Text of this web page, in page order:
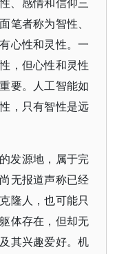
笔者称为智性、
心性和灵性。一
，但心性和灵性
要。人工智能如
，只有智性是远
发源地，属于完
无报道声称已经
隆人，也可能只
体存在，但却无
其兴趣爱好。机